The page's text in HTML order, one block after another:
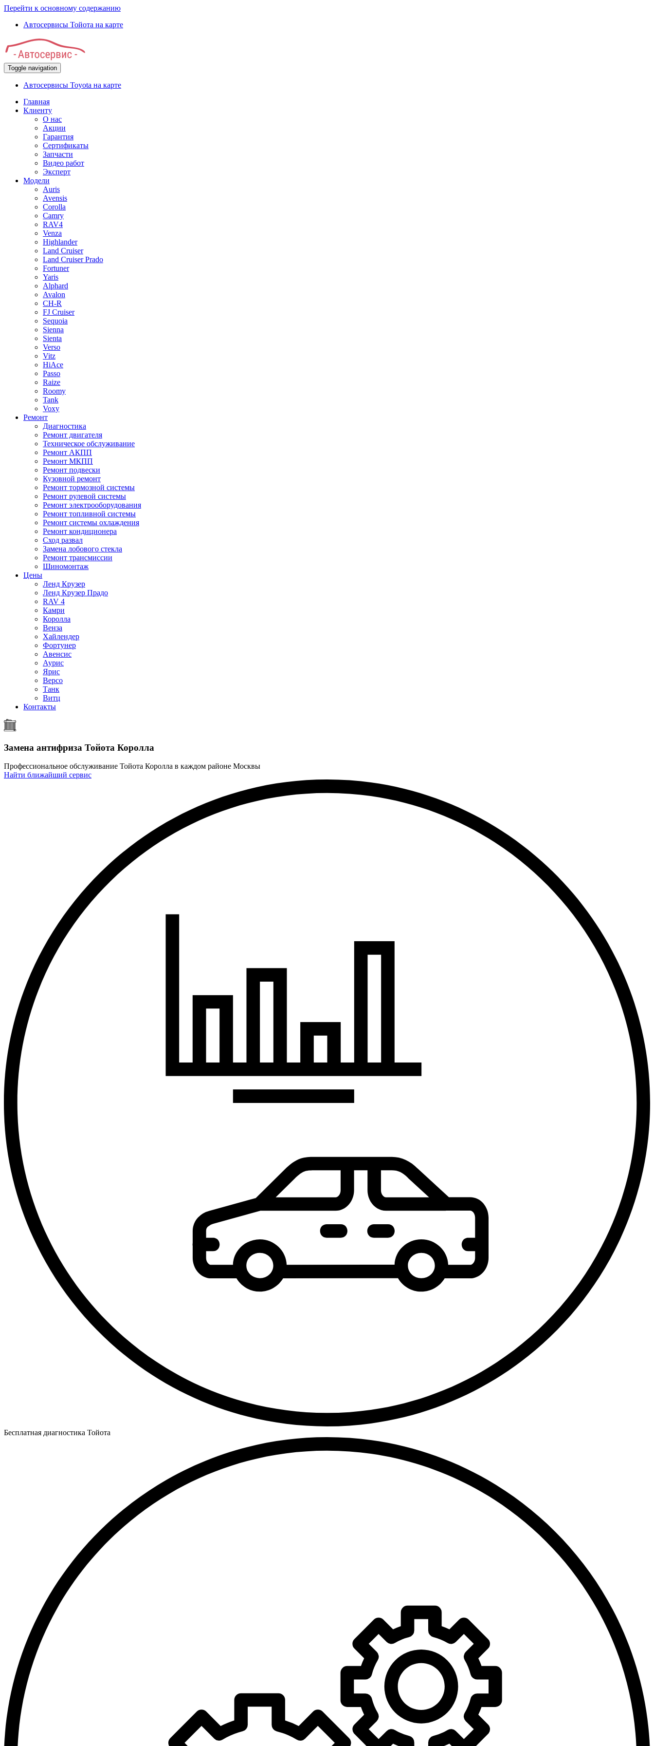
Перейти к основному содержанию
Автосервисы Тойота на карте
Toggle navigation
Автосервисы Toyota на карте
Главная
Клиенту
О нас
Акции
Гарантия
Сертификаты
Запчасти
Видео работ
Эксперт
Модели
Auris
Avensis
Corolla
Camry
RAV4
Venza
Highlander
Land Cruiser
Land Cruiser Prado
Fortuner
Yaris
Alphard
Avalon
CH-R
FJ Cruiser
Sequoia
Sienna
Sienta
Verso
Vitz
HiAce
Passo
Raize
Roomy
Tank
Voxy
Ремонт
Диагностика
Ремонт двигателя
Техническое обслуживание
Ремонт АКПП
Ремонт МКПП
Ремонт подвески
Кузовной ремонт
Ремонт тормозной системы
Ремонт рулевой системы
Ремонт электрооборудования
Ремонт топливной системы
Ремонт системы охлаждения
Ремонт кондиционера
Сход развал
Замена лобового стекла
Ремонт трансмиссии
Шиномонтаж
Цены
Ленд Крузер
Ленд Крузер Прадо
RAV 4
Камри
Королла
Венза
Хайлендер
Фортунер
Авенсис
Аурис
Ярис
Версо
Танк
Витц
Контакты
Замена антифриза Тойота Королла
Профессиональное обслуживание Тойота Королла в каждом районе Москвы
Найти ближайший сервис
Бесплатная диагностика Тойота